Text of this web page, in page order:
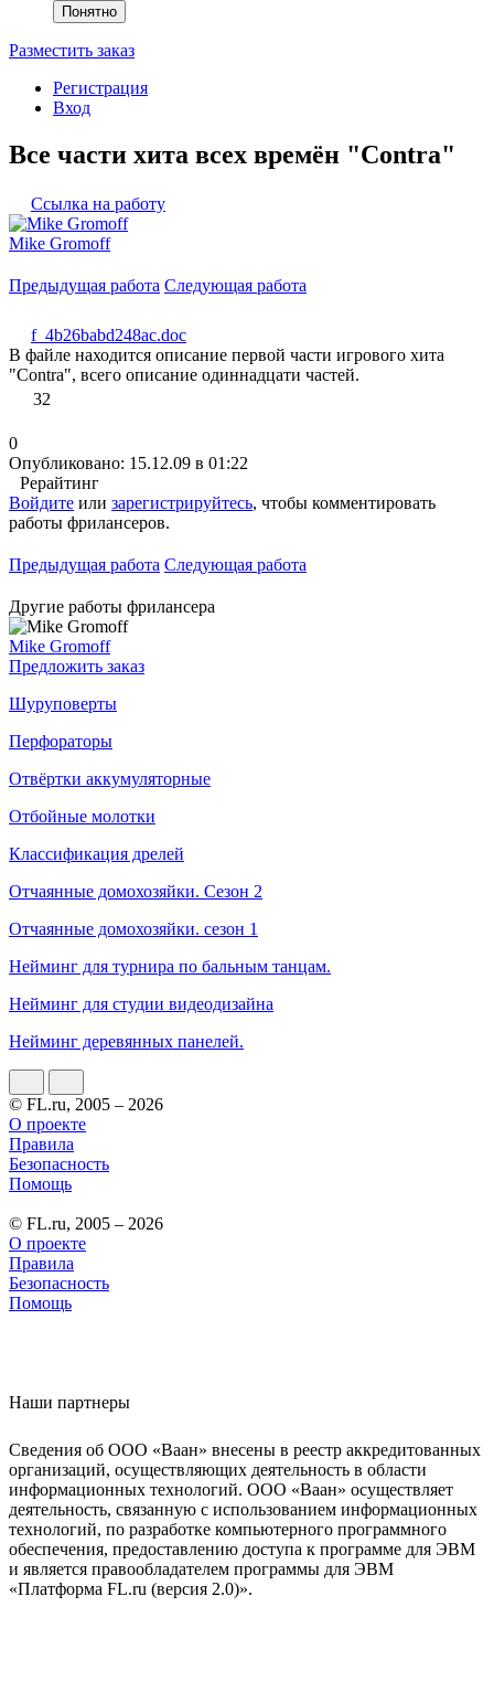
Понятно
Разместить заказ
Регистрация
Вход
Все части хита всех времён "Contra"
Ссылка на работу
Mike Gromoff
Предыдущая работа Следующая работа
f_4b26babd248ac.doc
В файле находится описание первой части игрового хита
"Contra", всего описание одиннадцати частей.
32
0
Опубликовано: 15.12.09 в 01:22
Рерайтинг
Войдите или зарегистрируйтесь, чтобы комментировать
работы фрилансеров.
Предыдущая работа Следующая работа
Другие работы фрилансера
Mike Gromoff
Предложить заказ
Шуруповерты
Перфораторы
Отвёртки аккумуляторные
Отбойные молотки
Классификация дрелей
Отчаянные домохозяйки. Сезон 2
Отчаянные домохозяйки. сезон 1
Нейминг для турнира по бальным танцам.
Нейминг для студии видеодизайна
Нейминг деревянных панелей.
© FL.ru, 2005 – 2026
О проекте
Правила
Безопасность
Помощь
© FL.ru, 2005 – 2026
О проекте
Правила
Безопасность
Помощь
Наши партнеры
Сведения об ООО «Ваан» внесены в реестр аккредитованных
организаций, осуществляющих деятельность в области
информационных технологий. ООО «Ваан» осуществляет
деятельность, связанную с использованием информационных
технологий, по разработке компьютерного программного
обеспечения, предоставлению доступа к программе для ЭВМ
и является правообладателем программы для ЭВМ
«Платформа FL.ru (версия 2.0)».